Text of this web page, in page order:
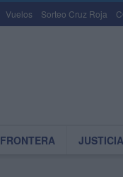
Vuelos Sorteo Cruz Roja
FRONTERA JUSTICIA